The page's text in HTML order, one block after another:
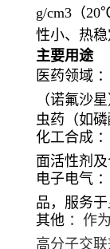
g/cm3（
性小、热
主要用途
医药领域
（诺氟沙
虫药（如磷
化工合成
面活性剂及
电子电气
品，服务于
其他 ：作
高分子交联